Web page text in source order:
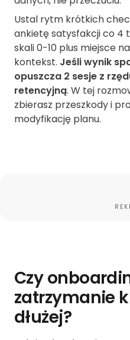
Ustal rytm krótkich
ankietę satysfakcji co 4
skali 0-10 plus miejsce
kontekst. Jeśli wynik
opuszcza 2 sesje z
retencyjną. W tej
zbierasz przeszkody i
modyfikację planu.
Czy
zatrzymanie
dłużej?